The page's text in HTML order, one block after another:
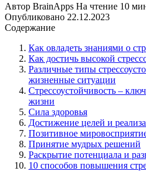
Автор BrainApps На чтение 10
Опубликовано 22.12.2023
Содержание
Как овладеть знаниями о
Как достичь высокой
Различные типы
жизненные ситуации
Стрессоустойчивость –
жизни
Сила здоровья
Достижение целей и
Позитивное
Принятие мудрых решений
Раскрытие потенциала и
10 способов повышения